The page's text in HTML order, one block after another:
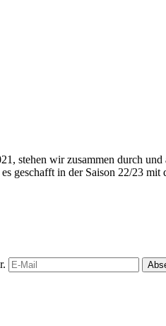
stehen wir zusammen durch und
geschafft in der Saison 22/23 mit